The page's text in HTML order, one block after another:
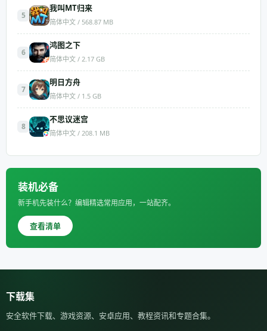
5
我叫MT归来
简体中文 / 568.87 MB
6
鸿图之下
简体中文 / 2.17 GB
7
明日方舟
简体中文 / 1.5 GB
8
不思议迷宫
简体中文 / 208.1 MB
装机必备
新手机先装什么？编辑精选常用应用，一站配齐。
查看清单
下载集
安全软件下载、游戏资源、安卓应用、教程资讯和专题合集。